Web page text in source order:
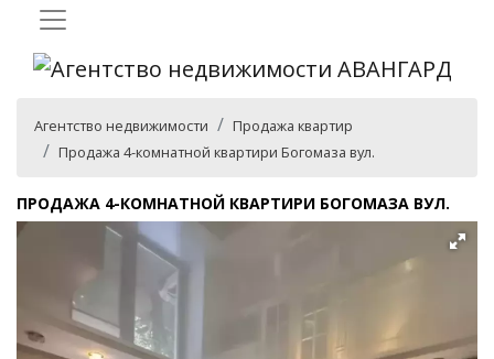
Агентство недвижимости
Продажа квартир
Продажа 4-комнатной квартири Богомаза вул.
ПРОДАЖА 4-КОМНАТНОЙ КВАРТИРИ БОГОМАЗА ВУЛ.